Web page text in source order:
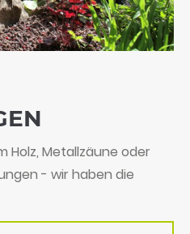
Holz, Metallzäune oder
- wir haben die